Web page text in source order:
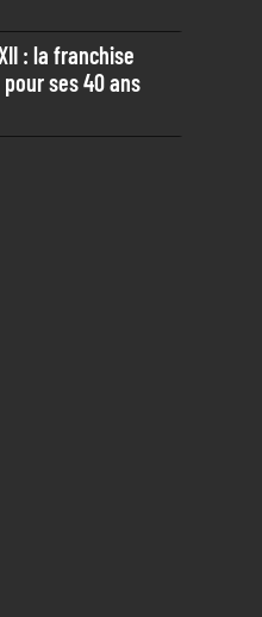
: la franchise
ses 40 ans